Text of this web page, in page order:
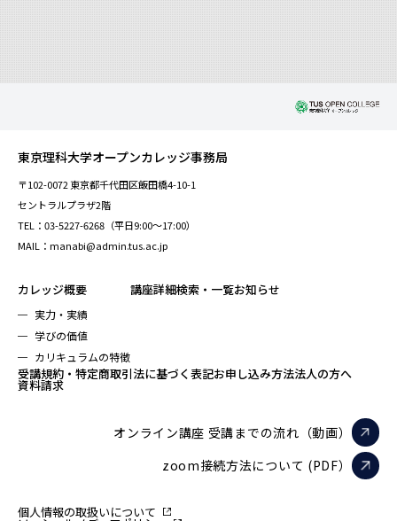
東京理科大学オープンカレッジ事務局
〒102-0072 東京都千代田区飯田橋4-10-1
セントラルプラザ2階
TEL：03-5227-6268（平日9:00～17:00）
MAIL：manabi@admin.tus.ac.jp
カレッジ概要
実力・実績
学びの価値
カリキュラムの特徴
講座詳細検索・一覧お知らせ
受講規約・特定商取引法に基づく表記お申し込み方法法人の方へ
資料請求
オンライン講座 受講までの流れ（動画）
zoom接続方法について (PDF）
個人情報の取扱いについて